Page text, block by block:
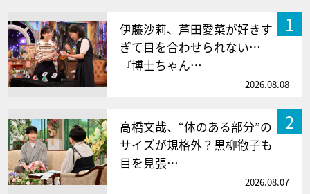
1
伊藤沙莉、芦田愛菜が好きす
ぎて目を合わせられない…
『博士ちゃん…
2026.08.08
2
高橋文哉、“体のある部分”の
サイズが規格外？黒柳徹子も
目を見張…
2026.08.07